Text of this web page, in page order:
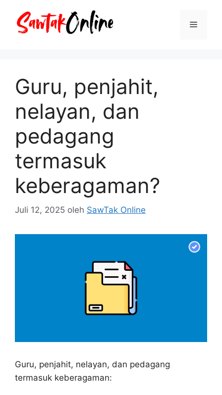
Menu
Guru, penjahit,
nelayan, dan
pedagang
termasuk
keberagaman?
Juli 12, 2025 oleh SawTak Online
Guru, penjahit, nelayan, dan pedagang
termasuk keberagaman: